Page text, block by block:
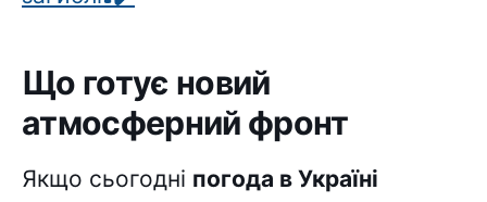
Що готує новий
атмосферний фронт
Якщо сьогодні погода в Україні